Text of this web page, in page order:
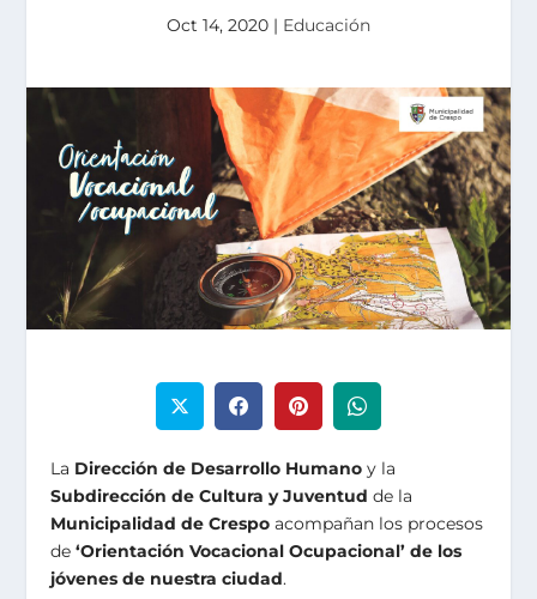
Oct 14, 2020 | Educación
La Dirección de Desarrollo Humanoy la
Subdirección de Cultura y Juventud de la
Municipalidad de Crespo acompañan los procesos
de‘Orientación Vocacional Ocupacional’ de los
jóvenes de nuestra ciudad.